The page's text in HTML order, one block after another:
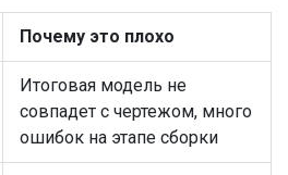
Почему это плохо
Итоговая модель не
совпадет с чертежом, много
ошибок на этапе сборки